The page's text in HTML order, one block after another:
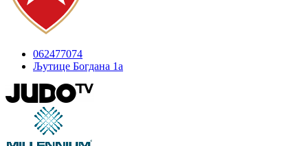
062477074
Љутице Богдана 1а